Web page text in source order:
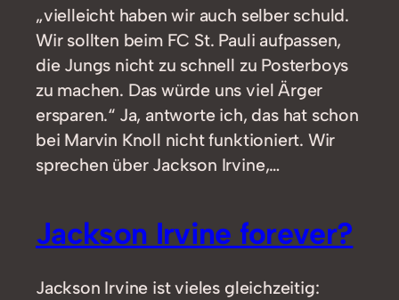
„vielleicht haben wir auch selber schuld.
Wir sollten beim FC St. Pauli aufpassen,
die Jungs nicht zu schnell zu Posterboys
zu machen. Das würde uns viel Ärger
ersparen.“ Ja, antworte ich, das hat schon
bei Marvin Knoll nicht funktioniert. Wir
sprechen über Jackson Irvine,…
Jackson Irvine forever?
Jackson Irvine ist vieles gleichzeitig: